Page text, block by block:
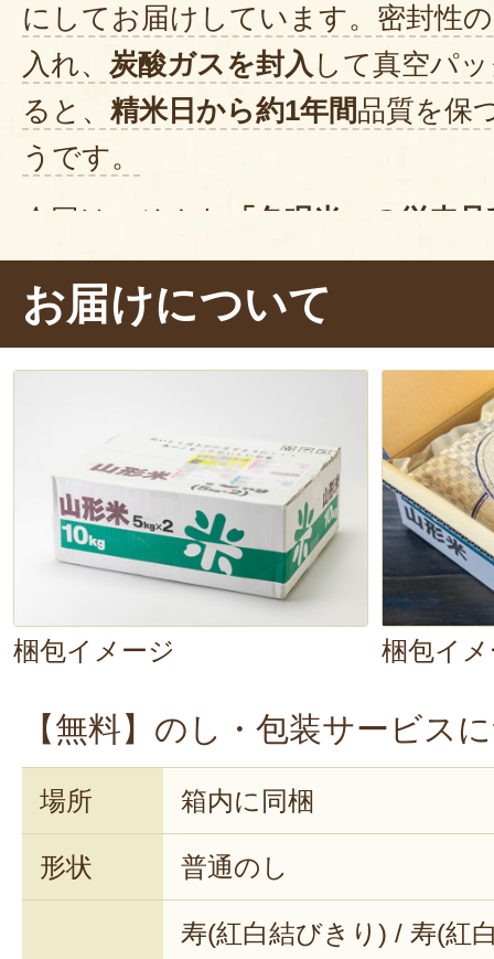
にしてお届けしています。密封性
入れ、 炭酸ガスを封入 して真空パ
ると、 精米日から約1年間品質を保
うです。
今回は、そんな
「冬眠米」の従来
食します。お米を炊く時は、ガス
1時間ほど経ってから が良いそう。
つやつやで
り付けて、いただきます！ぱく
ほど良い弾力があり、噛むほどに
がります。そのままはもちろん、
お届けについて
梱包イメージ 梱包イ
【無料】のし・包装サービス
場所 箱内に同梱
形状 普通のし
寿(紅白結びきり) / 寿(紅